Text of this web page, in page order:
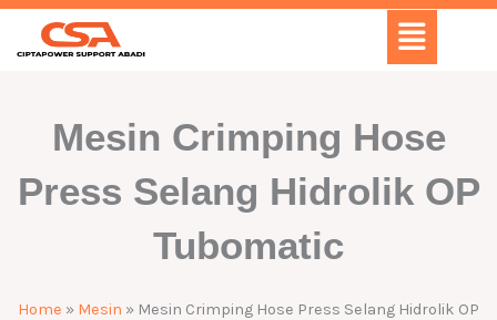
Skip
Menu
Mesin Crimping Hose
Press Selang Hidrolik OP
Tubomatic
Home » Mesin » Mesin Crimping Hose Press Selang Hidrolik OP